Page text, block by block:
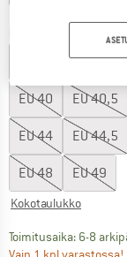
EU36
EU40 EU40,5
EU44 EU44,5
EU48 EU49
Kokotaulukko
Toimitusaika: 6-8